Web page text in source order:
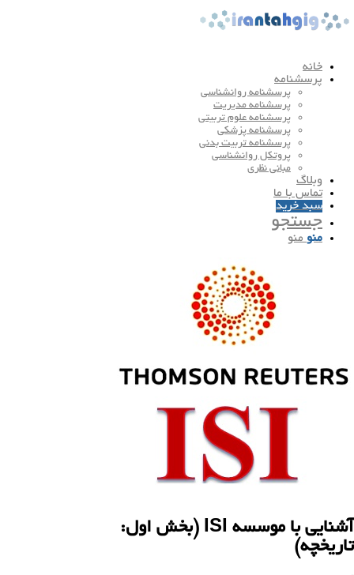
خانه
پرسشنامه
پرسشنامه روانشناسی
پرسشنامه مدیریت
پرسشنامه علوم تربیتی
پرسشنامه پزشکی
پرسشنامه تربیت بدنی
پروتکل روانشناسی
مبانی نظری
وبلاگ
تماس با ما
سبد خرید
جستجو
منو منو
آشنایی با موسسه ISI (بخش اول:
تاریخچه)